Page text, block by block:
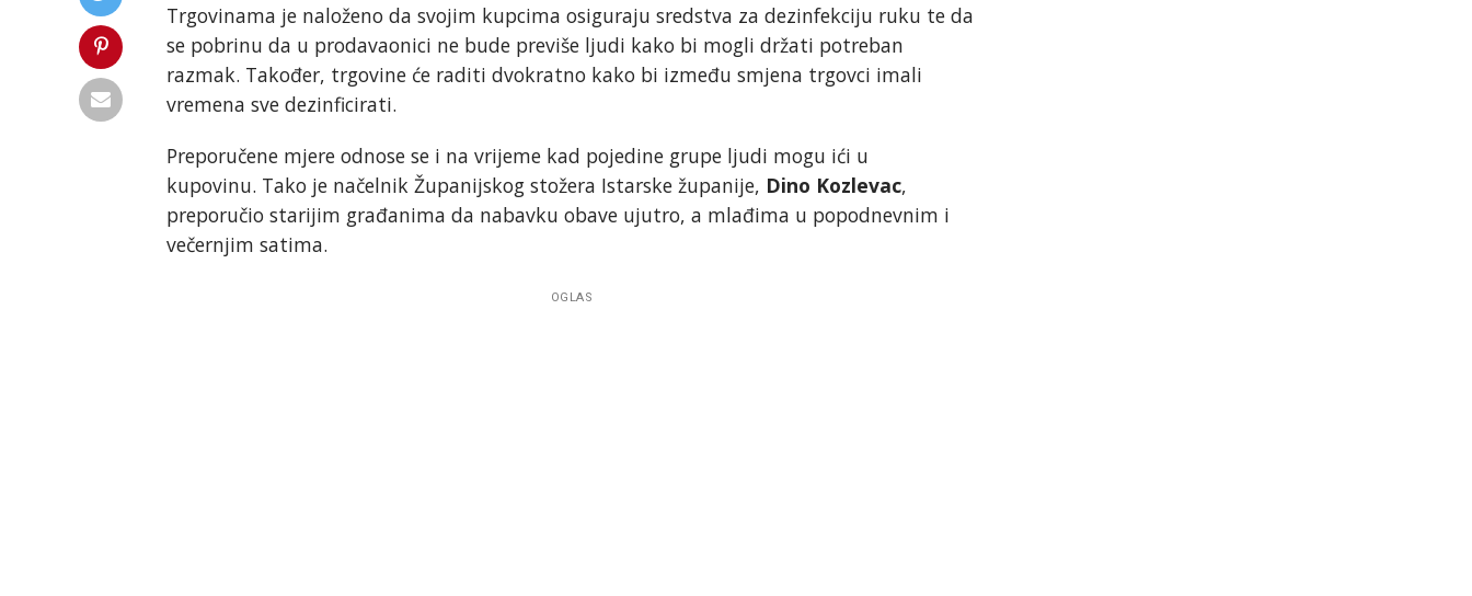
Trgovinama je naloženo da svojim kupcima osiguraju sredstva za dezinfekciju ruku te da
se pobrinu da u prodavaonici ne bude previše ljudi kako bi mogli držati potreban
razmak. Također, trgovine će raditi dvokratno kako bi između smjena trgovci imali
vremena sve dezinficirati.
Preporučene mjere odnose se i na vrijeme kad pojedine grupe ljudi mogu ići u
kupovinu. Tako je načelnik Županijskog stožera Istarske županije, Dino Kozlevac,
preporučio starijim građanima da nabavku obave ujutro, a mlađima u popodnevnim i
večernjim satima.
OGLAS